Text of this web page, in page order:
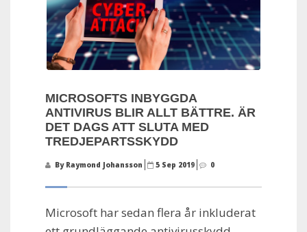
MICROSOFTS INBYGGDA
ANTIVIRUS BLIR ALLT BÄTTRE. ÄR
DET DAGS ATT SLUTA MED
TREDJEPARTSSKYDD
By Raymond Johansson 5 Sep 2019 0
Microsoft har sedan flera år inkluderat